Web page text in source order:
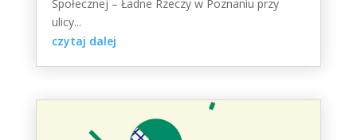
Społecznej – Ładne Rzeczy w Poznaniu przy
ulicy...
czytaj dalej